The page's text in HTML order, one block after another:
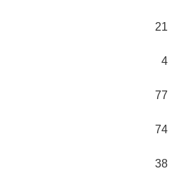
21
4
77
74
38